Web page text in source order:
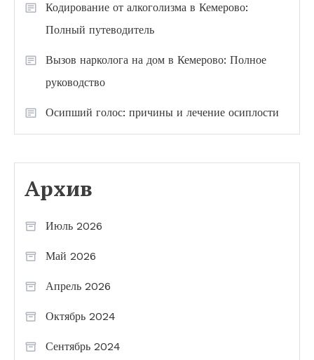
Кодирование от алкоголизма в Кемерово:
Полный путеводитель
Вызов нарколога на дом в Кемерово: Полное
руководство
Осипший голос: причины и лечение осиплости
Архив
Июль 2026
Май 2026
Апрель 2026
Октябрь 2024
Сентябрь 2024